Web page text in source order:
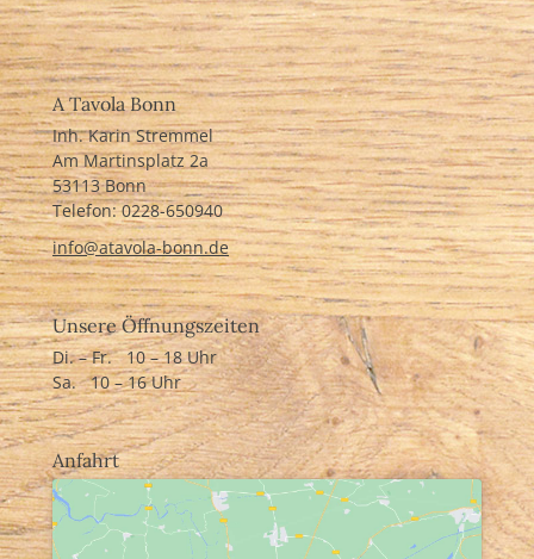
A Tavola Bonn
Inh. Karin Stremmel
Am Martinsplatz 2a
53113 Bonn
Telefon: 0228-650940
info@atavola-bonn.de
Unsere Öffnungszeiten
Di. – Fr. 10 – 18 Uhr
Sa. 10 – 16 Uhr
Anfahrt